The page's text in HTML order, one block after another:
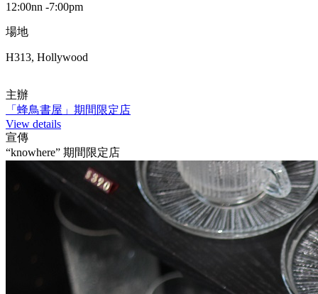
12:00nn -7:00pm
場地
H313, Hollywood
主辦
「蜂鳥書屋」期間限定店
View details
宣傳
“knowhere” 期間限定店